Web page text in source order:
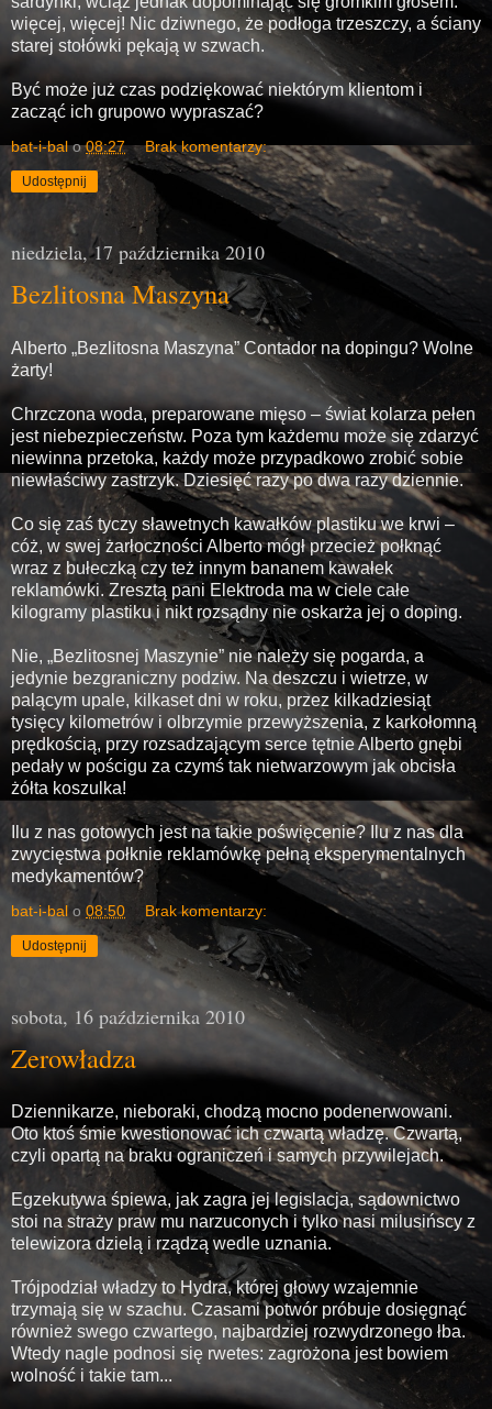
więcej, więcej! Nic dziwnego, że podłoga trzeszczy, a ściany
starej stołówki pękają w szwach.
Być może już czas podziękować niektórym klientom i
zacząć ich grupowo wypraszać?
bat-i-bal o08:27 Brak komentarzy:
Udostępnij
niedziela, 17 października 2010
Bezlitosna Maszyna
Alberto „Bezlitosna Maszyna” Contador na dopingu? Wolne
żarty!
Chrzczona woda, preparowane mięso – świat kolarza pełen
jest niebezpieczeństw. Poza tym każdemu może się zdarzyć
niewinna przetoka, każdy może przypadkowo zrobić sobie
niewłaściwy zastrzyk. Dziesięć razy po dwa razy dziennie.
Co się zaś tyczy sławetnych kawałków plastiku we krwi –
cóż, w swej żarłoczności Alberto mógł przecież połknąć
wraz z bułeczką czy też innym bananem kawałek
reklamówki. Zresztą pani Elektroda ma w ciele całe
kilogramy plastiku i nikt rozsądny nie oskarża jej o doping.
Nie, „Bezlitosnej Maszynie” nie należy się pogarda, a
jedynie bezgraniczny podziw. Na deszczu i wietrze, w
palącym upale, kilkaset dni w roku, przez kilkadziesiąt
tysięcy kilometrów i olbrzymie przewyższenia, z karkołomną
prędkością, przy rozsadzającym serce tętnie Alberto gnębi
pedały w pościgu za czymś tak nietwarzowym jak obcisła
żółta koszulka!
Ilu z nas gotowych jest na takie poświęcenie? Ilu z nas dla
zwycięstwa połknie reklamówkę pełną eksperymentalnych
medykamentów?
bat-i-bal o 08:50 Brak komentarzy:
Udostępnij
sobota, 16 października 2010
Zerowładza
Dziennikarze, nieboraki, chodzą mocno podenerwowani.
Oto ktoś śmie kwestionować ich czwartą władzę. Czwartą,
czyli opartą na braku ograniczeń i samych przywilejach.
Egzekutywa śpiewa, jak zagra jej legislacja, sądownictwo
stoi na straży praw mu narzuconych i tylko nasi milusińscy z
telewizora dzielą i rządzą wedle uznania.
Trójpodział władzy to Hydra, której głowy wzajemnie
trzymają się w szachu. Czasami potwór próbuje dosięgnąć
również swego czwartego, najbardziej rozwydrzonego łba.
Wtedy nagle podnosi się rwetes: zagrożona jest bowiem
wolność i takie tam...